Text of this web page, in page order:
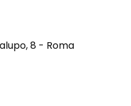
8 - Roma